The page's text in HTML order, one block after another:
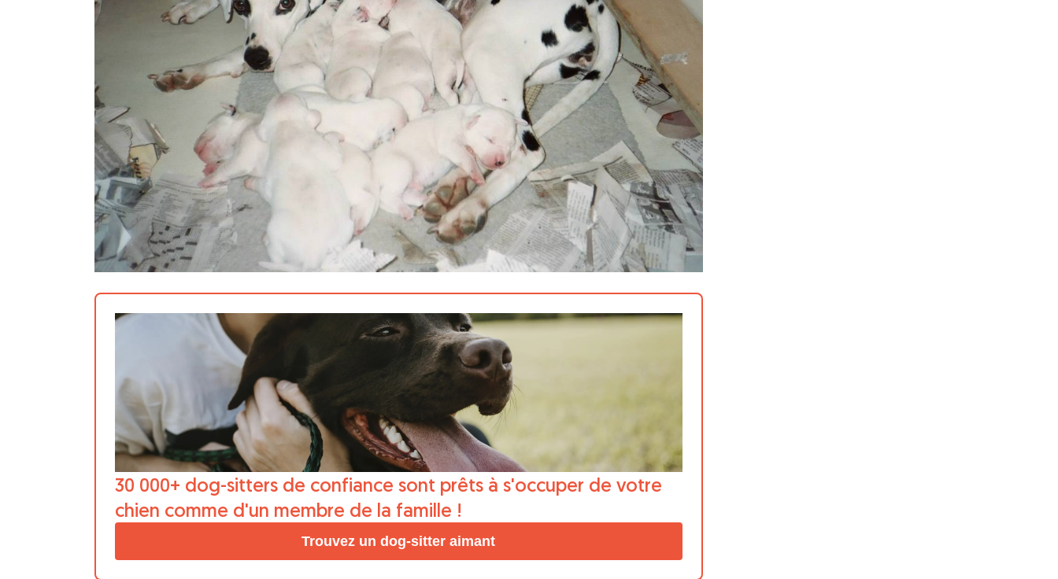
30 000+ dog-sitters de confiance sont prêts à s'occuper de votre
chien comme d'un membre de la famille !
Trouvez un dog-sitter aimant